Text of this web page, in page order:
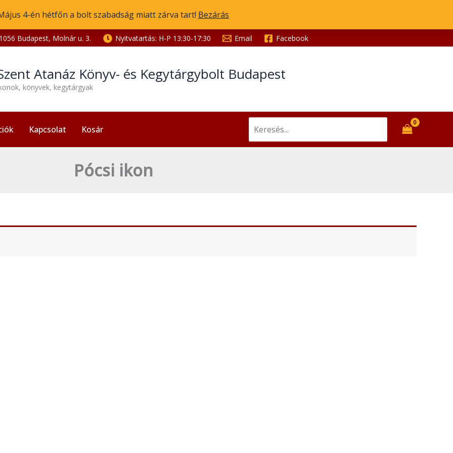
4-én hétfőn a bolt szabadság miatt zárva tart! Bezárás
1056 Budapest, Molnár u. 3. Nyitvatartás: H-P 13:30-17:30 Email Facebook
Atanáz Könyv- és Kegytárgybolt Budapest
könyvek, kegytárgyak
Kapcsolat Kosár
for:
Pócsi ikon